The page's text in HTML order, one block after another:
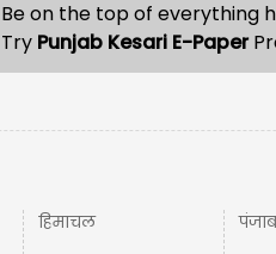
Be on the top of everything